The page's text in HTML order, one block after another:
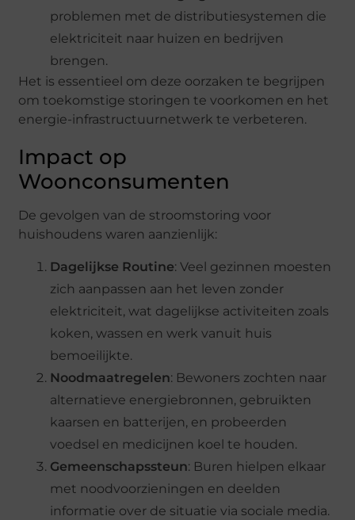
problemen met de distributiesystemen die
elektriciteit naar huizen en bedrijven
brengen.
Het is essentieel om deze oorzaken te begrijpen
om toekomstige storingen te voorkomen en het
energie-infrastructuurnetwerk te verbeteren.
Impact op
Woonconsumenten
De gevolgen van de stroomstoring voor
huishoudens waren aanzienlijk:
Dagelijkse Routine: Veel gezinnen moesten
zich aanpassen aan het leven zonder
elektriciteit, wat dagelijkse activiteiten zoals
koken, wassen en werk vanuit huis
bemoeilijkte.
Noodmaatregelen: Bewoners zochten naar
alternatieve energiebronnen, gebruikten
kaarsen en batterijen, en probeerden
voedsel en medicijnen koel te houden.
Gemeenschapssteun: Buren hielpen elkaar
met noodvoorzieningen en deelden
informatie over de situatie via sociale media.